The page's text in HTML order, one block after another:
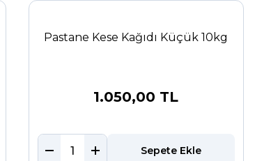
Pastane Kese Kağıdı Küçük 10kg
1.050,00 TL
Sepete Ekle